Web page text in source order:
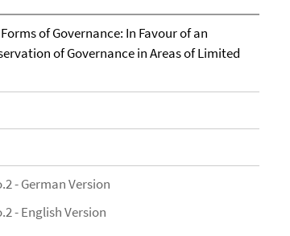
of Governance: In Favour of an
of Governance in Areas of Limited
- German Version
- English Version